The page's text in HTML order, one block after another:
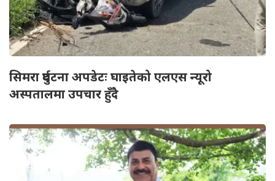
सिमरा दुर्घटना अपडेटः घाइतेको एलएस न्यूरो
अस्पतालमा उपचार हुँदै